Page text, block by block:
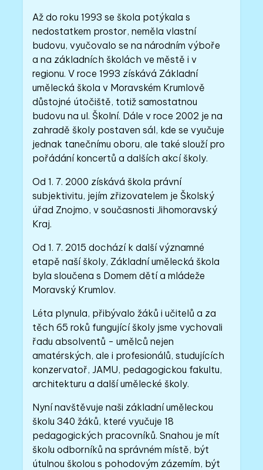
Až do roku 1993 se škola potýkala s
nedostatkem prostor, neměla vlastní
budovu, vyučovalo se na národním výboře
a na základních školách ve městě i v
regionu. V roce 1993 získává Základní
umělecká škola v Moravském Krumlově
důstojné útočiště, totiž samostatnou
budovu na ul. Školní. Dále v roce 2002 je na
zahradě školy postaven sál, kde se vyučuje
jednak tanečnímu oboru, ale také slouží pro
pořádání koncertů a dalších akcí školy.
Od 1. 7. 2000 získává škola právní
subjektivitu, jejím zřizovatelem je Školský
úřad Znojmo, v současnosti Jihomoravský
Kraj.
Od 1. 7. 2015 dochází k další významné
etapě naší školy, Základní umělecká škola
byla sloučena s Domem dětí a mládeže
Moravský Krumlov.
Léta plynula, přibývalo žáků i učitelů a za
těch 65 roků fungující školy jsme vychovali
řadu absolventů - umělců nejen
amatérských, ale i profesionálů, studujících
konzervatoř, JAMU, pedagogickou fakultu,
architekturu a další umělecké školy.
Nyní navštěvuje naši základní uměleckou
školu 340 žáků, které vyučuje 18
pedagogických pracovníků. Snahou je mít
školu odborníků na správném místě, být
útulnou školou s pohodovým zázemím, být